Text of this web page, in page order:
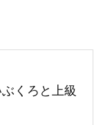
くろと上級